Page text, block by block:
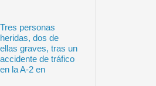
Tres personas
heridas, dos de
ellas graves, tras un
accidente de tráfico
en la A-2 en